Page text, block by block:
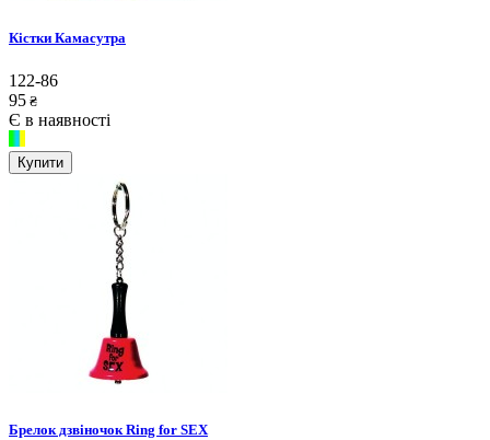
Кістки Камасутра
122-86
95 ₴
Є в наявності
Купити
Брелок дзвіночок Ring for SEX